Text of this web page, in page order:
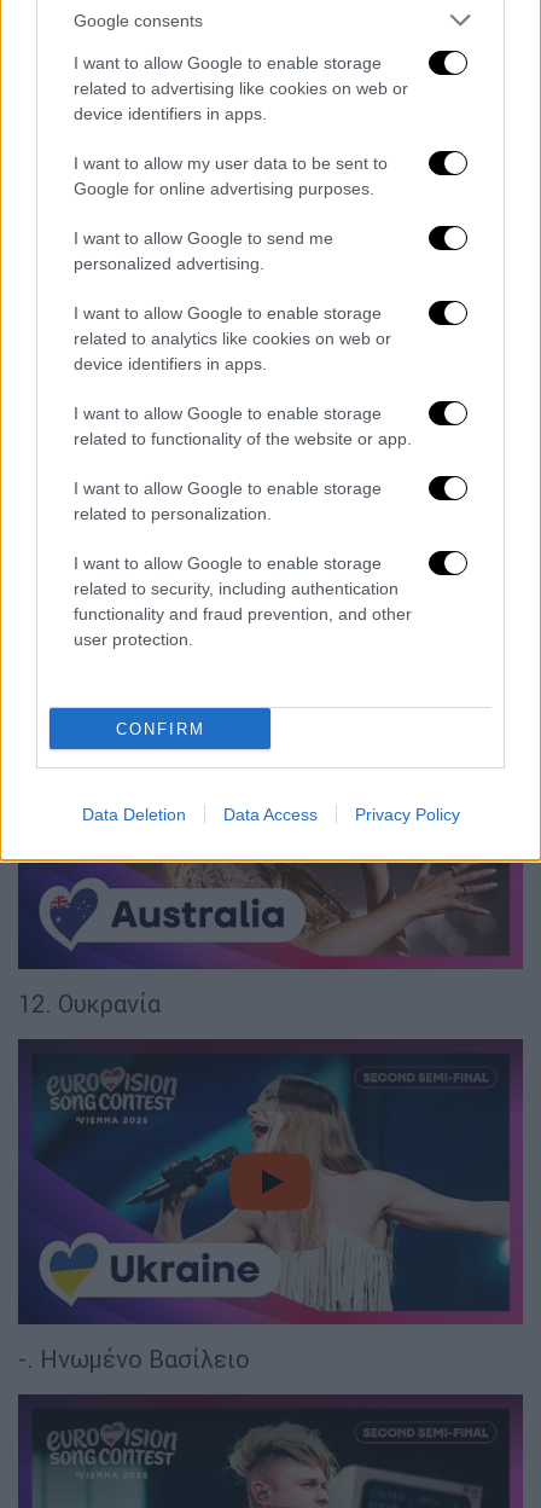
Google consents
I want to allow Google to enable storage
related to advertising like cookies on web or
device identifiers in apps.
I want to allow my user data to be sent to
Google for online advertising purposes.
I want to allow Google to send me
personalized advertising.
I want to allow Google to enable storage
related to analytics like cookies on web or
device identifiers in apps.
I want to allow Google to enable storage
related to functionality of the website or app.
I want to allow Google to enable storage
related to personalization.
I want to allow Google to enable storage
related to security, including authentication
functionality and fraud prevention, and other
user protection.
CONFIRM
Data Deletion Data Access Privacy Policy
video
11. Αυστραλία
12. Ουκρανία
video
-. Ηνωμένο Βασίλειο